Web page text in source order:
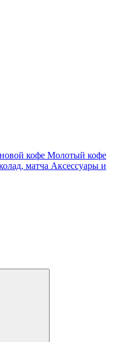
кофе Молотый кофе
матча Аксессуары и